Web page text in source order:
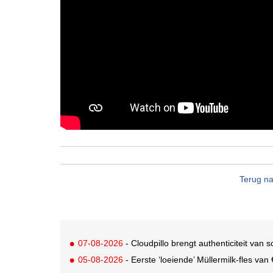
Terug
07-08-2026 - Cloudpillo brengt authenticiteit van
05-08-2026 - Eerste ‘loeiende’ Müllermilk-fles